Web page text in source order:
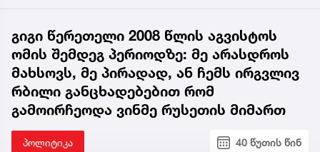
გიგი წერეთელი 2008 წლის აგვისტოს
ომის შემდეგ პერიოდზე: მე არასდროს
მახსოვს, მე პირადად, ან ჩემს ირგვლივ
რბილი განცხადებებით რომ
გამოირჩეოდა ვინმე რუსეთის მიმართ
პოლიტიკა 40 წუთის წინ